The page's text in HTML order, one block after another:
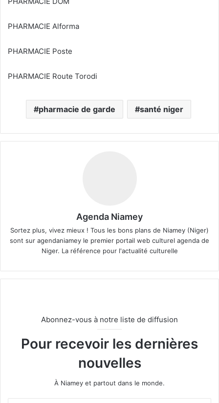
PHARMACIE Alforma
PHARMACIE Poste
PHARMACIE Route Torodi
pharmacie de garde santé niger
Agenda Niamey
Sortez plus, vivez mieux ! Tous les bons plans de Niamey (Niger)
sont sur agendaniamey le premier portail web culturel agenda de
Niger. La référence pour l'actualité culturelle
Abonnez-vous à notre liste de diffusion
Pour recevoir les dernières
nouvelles
À Niamey et partout dans le monde.